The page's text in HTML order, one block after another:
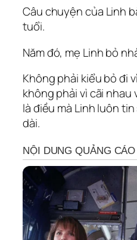
Câu chuyện của Linh
tuổi.
Năm đó, mẹ Linh bỏ
Không phải kiểu bỏ đi
không phải vì cãi
là điều mà Linh luôn
dài.